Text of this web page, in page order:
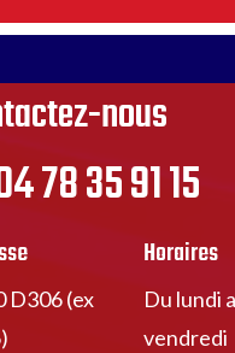
nous
78 35 91 15
D306 (ex
Horaires
Du lundi
vendredi